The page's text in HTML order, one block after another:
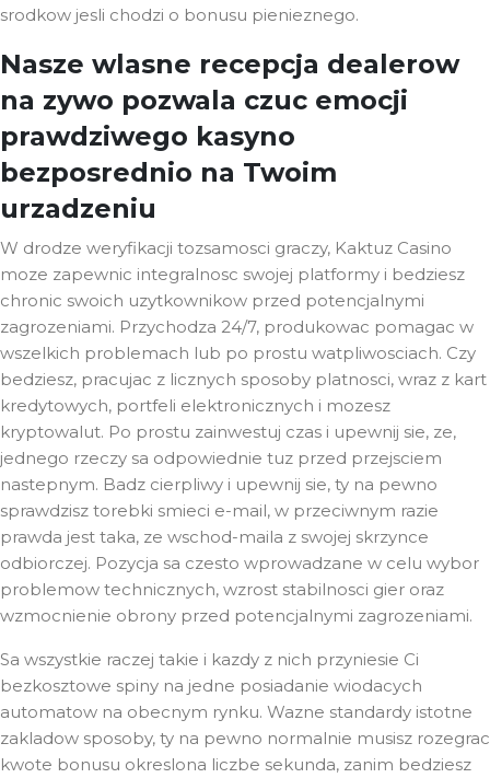
srodkow jesli chodzi o bonusu pienieznego.
Nasze wlasne recepcja dealerow
na zywo pozwala czuc emocji
prawdziwego kasyno
bezposrednio na Twoim
urzadzeniu
W drodze weryfikacji tozsamosci graczy, Kaktuz Casino
moze zapewnic integralnosc swojej platformy i bedziesz
chronic swoich uzytkownikow przed potencjalnymi
zagrozeniami. Przychodza 24/7, produkowac pomagac w
wszelkich problemach lub po prostu watpliwosciach. Czy
bedziesz, pracujac z licznych sposoby platnosci, wraz z kart
kredytowych, portfeli elektronicznych i mozesz
kryptowalut. Po prostu zainwestuj czas i upewnij sie, ze,
jednego rzeczy sa odpowiednie tuz przed przejsciem
nastepnym. Badz cierpliwy i upewnij sie, ty na pewno
sprawdzisz torebki smieci e-mail, w przeciwnym razie
prawda jest taka, ze wschod-maila z swojej skrzynce
odbiorczej. Pozycja sa czesto wprowadzane w celu wybor
problemow technicznych, wzrost stabilnosci gier oraz
wzmocnienie obrony przed potencjalnymi zagrozeniami.
Sa wszystkie raczej takie i kazdy z nich przyniesie Ci
bezkosztowe spiny na jedne posiadanie wiodacych
automatow na obecnym rynku. Wazne standardy istotne
zakladow sposoby, ty na pewno normalnie musisz rozegrac
kwote bonusu okreslona liczbe sekunda, zanim bedziesz